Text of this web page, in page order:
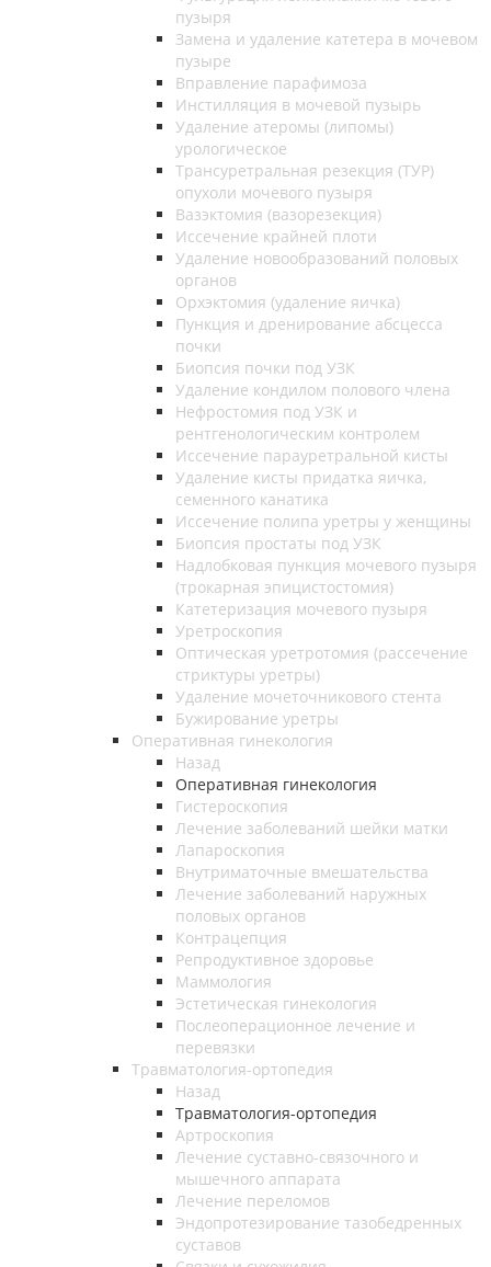
пузыря
Замена и удаление катетера в мочевом
пузыре
Вправление парафимоза
Инстилляция в мочевой пузырь
Удаление атеромы (липомы)
урологическое
Трансуретральная резекция (ТУР)
опухоли мочевого пузыря
Вазэктомия (вазорезекция)
Иссечение крайней плоти
Удаление новообразований половых
органов
Орхэктомия (удаление яичка)
Пункция и дренирование абсцесса
почки
Биопсия почки под УЗК
Удаление кондилом полового члена
Нефростомия под УЗК и
рентгенологическим контролем
Иссечение парауретральной кисты
Удаление кисты придатка яичка,
семенного канатика
Иссечение полипа уретры у женщины
Биопсия простаты под УЗК
Надлобковая пункция мочевого пузыря
(трокарная эпицистостомия)
Катетеризация мочевого пузыря
Уретроскопия
Оптическая уретротомия (рассечение
стриктуры уретры)
Удаление мочеточникового стента
Бужирование уретры
Оперативная гинекология
Назад
Оперативная гинекология
Гистероскопия
Лечение заболеваний шейки матки
Лапароскопия
Внутриматочные вмешательства
Лечение заболеваний наружных
половых органов
Контрацепция
Репродуктивное здоровье
Маммология
Эстетическая гинекология
Послеоперационное лечение и
перевязки
Травматология-ортопедия
Назад
Травматология-ортопедия
Артроскопия
Лечение суставно-связочного и
мышечного аппарата
Лечение переломов
Эндопротезирование тазобедренных
суставов